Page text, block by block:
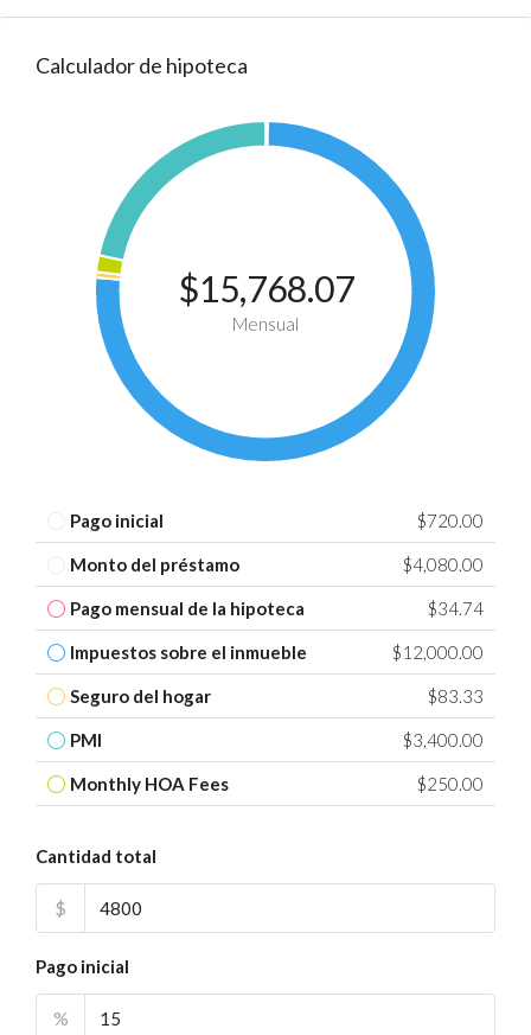
Calculador de hipoteca
$15,768.07
Mensual
Pago inicial $720.00
Monto del préstamo $4,080.00
Pago mensual de la hipoteca $34.74
Impuestos sobre el inmueble $12,000.00
Seguro del hogar $83.33
PMI $3,400.00
Monthly HOA Fees $250.00
Cantidad total
$
Pago inicial
%